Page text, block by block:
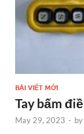
BÀI VIẾT MỚI
Tay bấm
May 29, 2023 - by